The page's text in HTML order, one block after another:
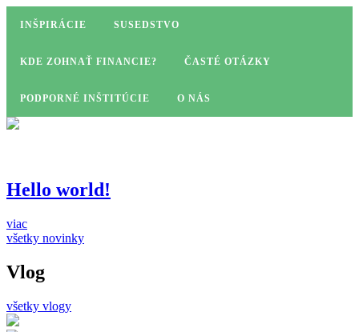
INŠPIRÁCIE SUSEDSTVO
KDE ZOHNAŤ FINANCIE? ČASTÉ OTÁZKY
PODPORNÉ INŠTITÚCIE O NÁS
Hello world!
viac
všetky novinky
Vlog
všetky vlogy